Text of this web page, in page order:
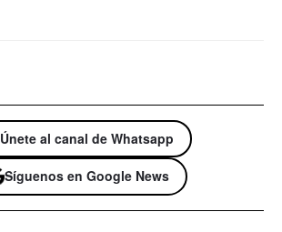
Únete al canal de Whatsapp
Síguenos en Google News